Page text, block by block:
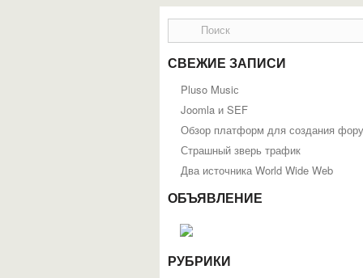
СВЕЖИЕ ЗАПИСИ
Pluso Musiс
Joomla и SEF
Обзор платформ для создания
Страшный зверь трафик
Два источника World Wide Web
ОБЪЯВЛЕНИЕ
РУБРИКИ